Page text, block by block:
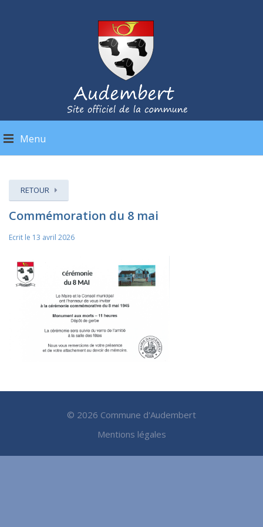
Menu
RETOUR
Commémoration du 8 mai
Ecrit le 13 avril 2026
© 2026 Commune d'Audembert
Mentions légales